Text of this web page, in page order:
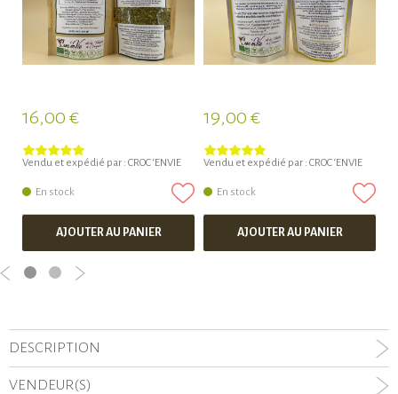
16,00 €
Vendu et expédié par : CROC ‘ENVIE
En stock
AJOUTER AU PANIER
19,00 €
Vendu et expédié par : CROC ‘ENVIE
En stock
AJOUTER AU PANIER
DESCRIPTION
VENDEUR(S)